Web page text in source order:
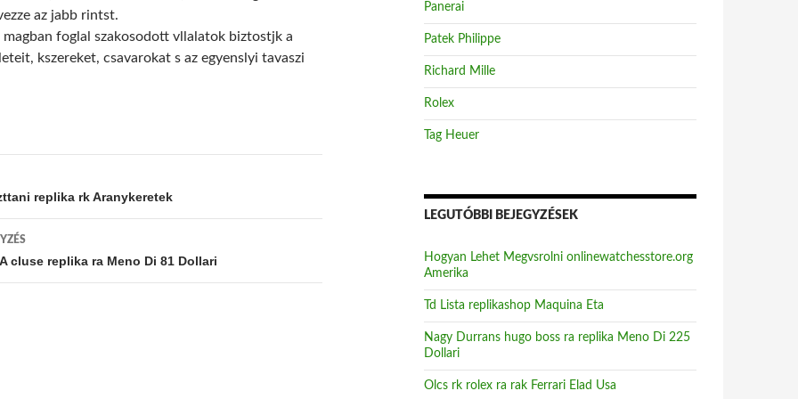
az jabb rintst.
foglal szakosodott vllalatok biztostjk a
kszereket, csavarokat s az egyenslyi tavaszi
replika rk Aranykeretek
cluse replika ra Meno Di 81 Dollari
Panerai
Patek Philippe
Richard Mille
Rolex
Tag Heuer
LEGUTÓBBI BEJEGYZÉSEK
Hogyan Lehet Megvsrolni onlinewatchesstore.org
Amerika
Td Lista replikashop Maquina Eta
Nagy Durrans hugo boss ra replika Meno Di 225
Dollari
Olcs rk rolex ra rak Ferrari Elad Usa